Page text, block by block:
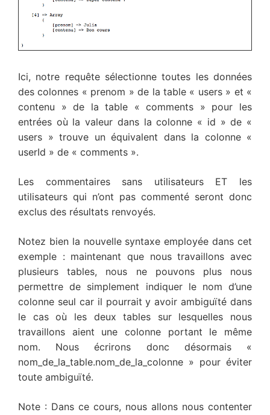
Ici, notre requête sélectionne toutes les données
des colonnes « prenom » de la table « users » et «
contenu » de la table « comments » pour les
entrées où la valeur dans la colonne « id » de «
users » trouve un équivalent dans la colonne «
userId » de « comments ».
Les commentaires sans utilisateurs ET les
utilisateurs qui n’ont pas commenté seront donc
exclus des résultats renvoyés.
Notez bien la nouvelle syntaxe employée dans cet
exemple : maintenant que nous travaillons avec
plusieurs tables, nous ne pouvons plus nous
permettre de simplement indiquer le nom d’une
colonne seul car il pourrait y avoir ambiguïté dans
le cas où les deux tables sur lesquelles nous
travaillons aient une colonne portant le même
nom. Nous écrirons donc désormais «
nom_de_la_table.nom_de_la_colonne » pour éviter
toute ambiguïté.
Note : Dans ce cours, nous allons nous contenter